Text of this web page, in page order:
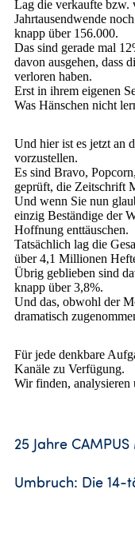
Lag die verkaufte bzw.
Jahrtausendwende
knapp über 156.000.
Das sind gerade mal
davon ausgehen, dass
verloren haben.
Erst in ihrem eigenen
Was Hänschen nicht
Und hier ist es jetzt an
vorzustellen.
Es sind Bravo,
geprüft, die Zeitschrift
Und wenn Sie nun
einzig Beständige der
Hoffnung enttäuschen.
Tatsächlich lag die
über 4,1 Millionen
Übrig geblieben sind
knapp über 3,8%.
Und das, obwohl der
dramatisch
Für jede denkbare
Kanäle zu Verfügung.
Wir finden, analysieren
25 Jahre
Umbruch: Die 14-